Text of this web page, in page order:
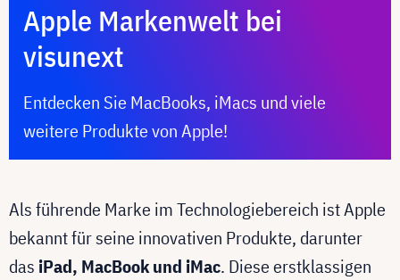
Apple Markenwelt bei
visunext
Entdecken Sie MacBooks, iMacs und viele
weitere Produkte von Apple!
Als führende Marke im Technologiebereich ist Apple
bekannt für seine innovativen Produkte, darunter
das iPad, MacBook und iMac. Diese erstklassigen